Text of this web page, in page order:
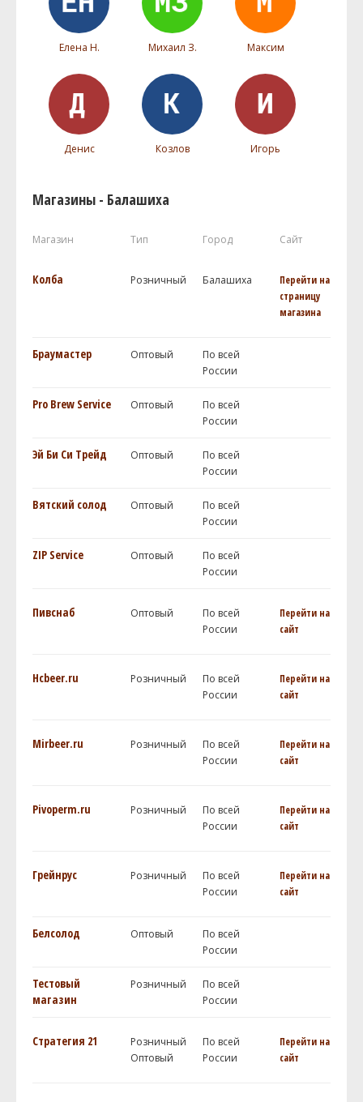
Елена Н. Михаил З. Максим
Денис Козлов Игорь
Магазины - Балашиха
Магазин Тип Город Сайт
Колба Розничный Балашиха
Перейти на
страницу
магазина
Браумастер Оптовый
По всей
России
Pro Brew Service Оптовый
По всей
России
Эй Би Си Трейд Оптовый
По всей
России
Вятский солод Оптовый
По всей
России
ZIP Service Оптовый
По всей
России
Пивснаб Оптовый
По всей
России
Перейти на
сайт
Hcbeer.ru Розничный
По всей
России
Перейти на
сайт
Mirbeer.ru Розничный
По всей
России
Перейти на
сайт
Pivoperm.ru Розничный
По всей
России
Перейти на
сайт
Грейнрус Розничный
По всей
России
Перейти на
сайт
Белсолод Оптовый
По всей
России
Тестовый
магазин
Розничный
По всей
России
Стратегия 21
Розничный
Оптовый
По всей
России
Перейти на
сайт